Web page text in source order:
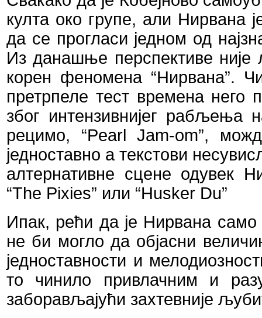
култа око групе, али Нирвана
да се прогласи једном од
Из данашње перспективе није
корен феномена “Нирвана”.
претрпеле тест времена
због интензивнијег рабљења
рецимо, “Pearl Jam-om”,
једноставно а текстови
алтернативне сцене одувек
“The Pixies” или “Husker Du”
Ипак, рећи да је Нирвана
не би могло да објасни
једноставности и
то чинило привлачним и
заборављајући захтевније